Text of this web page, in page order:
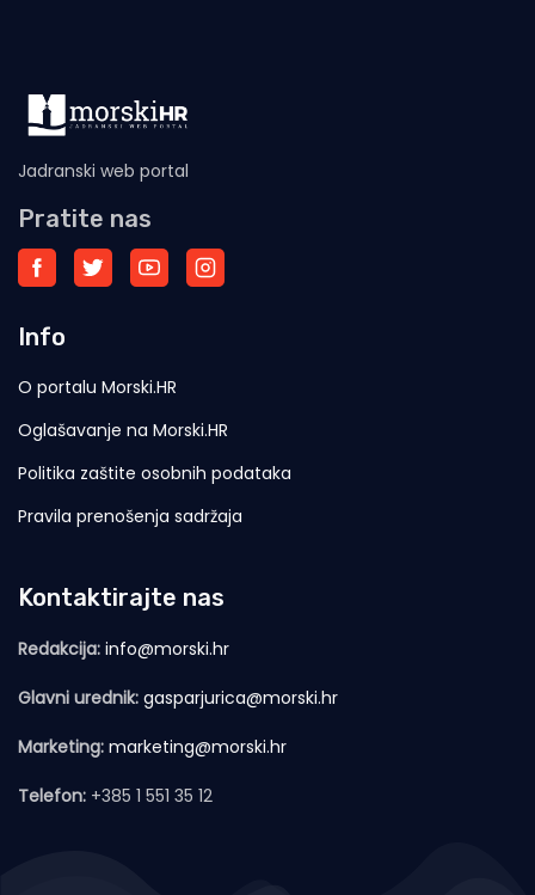
Jadranski web portal
Pratite nas
Info
O portalu Morski.HR
Oglašavanje na Morski.HR
Politika zaštite osobnih podataka
Pravila prenošenja sadržaja
Kontaktirajte nas
Redakcija: info@morski.hr
Glavni urednik: gasparjurica@morski.hr
Marketing: marketing@morski.hr
Telefon: +385 1 551 35 12